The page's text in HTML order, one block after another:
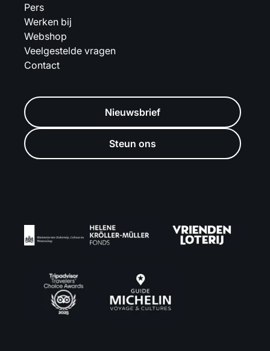
Pers
Werken bij
Webshop
Veelgestelde vragen
Contact
Nieuwsbrief
Steun ons